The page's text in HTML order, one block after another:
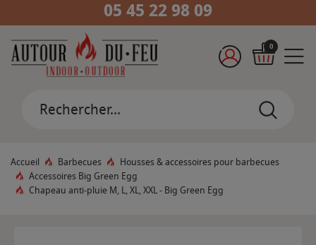
05 45 22 98 09
0
Accueil Barbecues
Housses & accessoires pour barbecues
Accessoires Big Green Egg
Chapeau anti-pluie M, L, XL, XXL - Big Green Egg